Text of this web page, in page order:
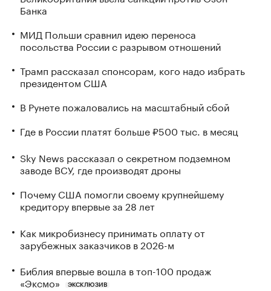
Банка
МИД Польши сравнил идею переноса
посольства России с разрывом отношений
Трамп рассказал спонсорам, кого надо избрать
президентом США
В Рунете пожаловались на масштабный сбой
Где в России платят больше ₽500 тыс. в месяц
Sky News рассказал о секретном подземном
заводе ВСУ, где производят дроны
Почему США помогли своему крупнейшему
кредитору впервые за 28 лет
Как микробизнесу принимать оплату от
зарубежных заказчиков в 2026-м
Библия впервые вошла в топ-100 продаж
«Эксмо»
ЭКСКЛЮЗИВ